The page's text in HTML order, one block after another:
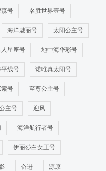
森号 名胜世界壹号
海洋魅丽号 太阳公主号
星座号 地中海华彩号
线号 诺唯真太阳号
号 至尊公主号
主号 迎风
海洋航行者号
伊丽莎白女王号
奋进 源原